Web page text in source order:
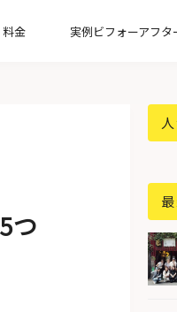
金 実例ビフォーアフタ
つ